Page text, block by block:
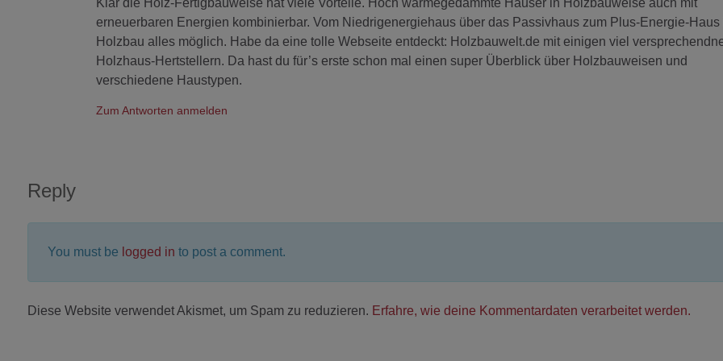
Klar die Holz-Fertigbauweise hat viele Vorteile. Hoch wärmegedämmte Häuser in Holzbauweise auch mit
erneuerbaren Energien kombinierbar. Vom Niedrigenergiehaus über das Passivhaus zum Plus-Energie-Haus
Holzbau alles möglich. Habe da eine tolle Webseite entdeckt: Holzbauwelt.de mit einigen viel
Holzhaus-Hertstellern. Da hast du für’s erste schon mal einen super Überblick über Holzbauweisen und
verschiedene Haustypen.
Zum Antworten anmelden
Reply
You must be logged in to post a comment.
Diese Website verwendet Akismet, um Spam zu reduzieren. Erfahre, wie deine Kommentardaten verarbeitet werden.